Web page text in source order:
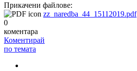
Прикачени файлове:
zz_naredba_44_15112019.pdf
0
коментара
Коментирай
по темата